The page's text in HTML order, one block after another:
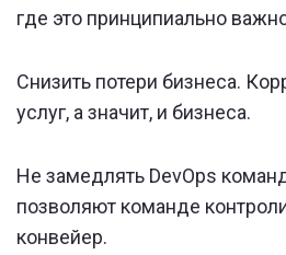
где это принципиально
Снизить потери бизнеса.
услуг, а значит, и бизнеса.
Не замедлять DevOps
позволяют команде
конвейер.